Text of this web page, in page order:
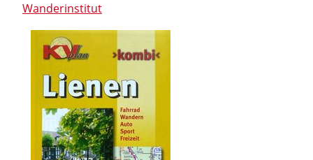
Wanderinstitut